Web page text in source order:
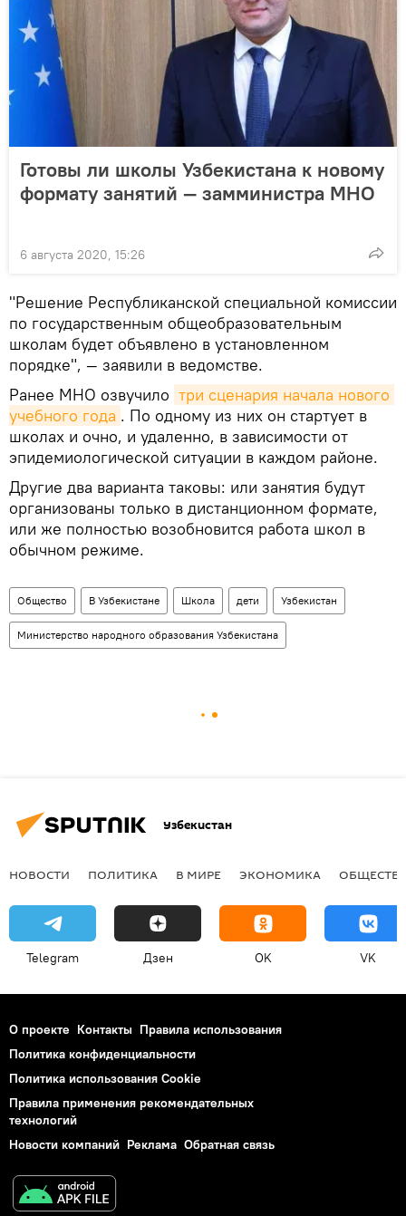
Готовы ли школы Узбекистана к новому
формату занятий — замминистра МНО
6 августа 2020, 15:26
"Решение Республиканской специальной комиссии
по государственным общеобразовательным
школам будет объявлено в установленном
порядке", — заявили в ведомстве.
Ранее МНО озвучило три сценария начала нового
учебного года . По одному из них он стартует в
школах и очно, и удаленно, в зависимости от
эпидемиологической ситуации в каждом районе.
Другие два варианта таковы: или занятия будут
организованы только в дистанционном формате,
или же полностью возобновится работа школ в
обычном режиме.
Общество В Узбекистане Школа дети Узбекистан
Министерство народного образования Узбекистана
Узбекистан
НОВОСТИ ПОЛИТИКА В МИРЕ ЭКОНОМИКА
Telegram Дзен OK VK
О проекте Контакты Правила использования
Политика конфиденциальности
Политика использования Cookie
Правила применения рекомендательных
технологий
Новости компаний Реклама Обратная связь